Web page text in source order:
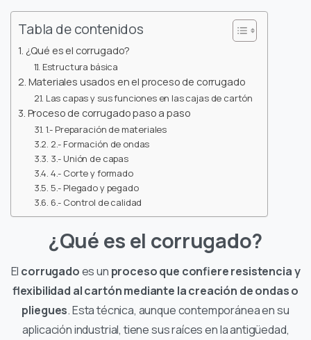
Tabla de contenidos
¿Qué es el corrugado?
Estructura básica
Materiales usados en el proceso de corrugado
Las capas y sus funciones en las cajas de cartón
Proceso de corrugado paso a paso
1.- Preparación de materiales
2.- Formación de ondas
3.- Unión de capas
4.- Corte y formado
5.- Plegado y pegado
6.- Control de calidad
¿Qué es el corrugado?
El corrugadoes un proceso que confiere resistencia y
flexibilidad al cartón mediante la creación de ondas o
pliegues. Esta técnica, aunque contemporánea en su
aplicación industrial, tiene sus raíces en la antigüedad,